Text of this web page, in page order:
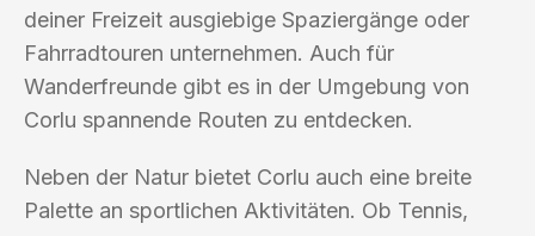
deiner Freizeit ausgiebige Spaziergänge oder
Fahrradtouren unternehmen. Auch für
Wanderfreunde gibt es in der Umgebung von
Corlu spannende Routen zu entdecken.
Neben der Natur bietet Corlu auch eine breite
Palette an sportlichen Aktivitäten. Ob Tennis,